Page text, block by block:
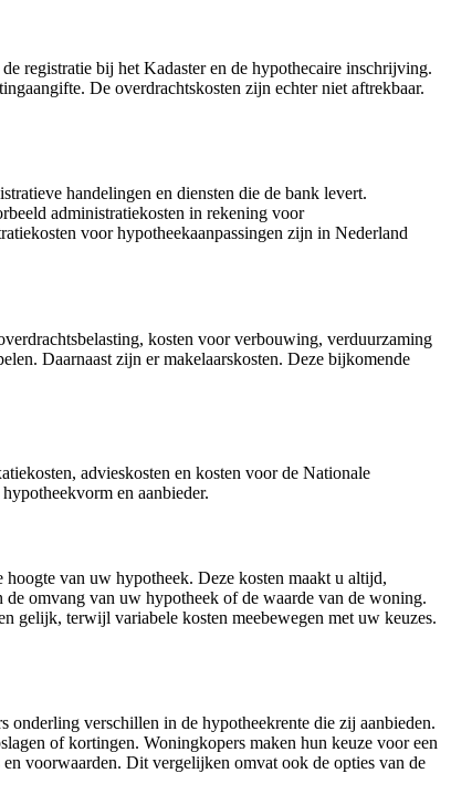
registratie bij het Kadaster en de hypothecaire inschrijving.
De overdrachtskosten zijn echter niet aftrekbaar.
handelingen en diensten die de bank levert.
administratiekosten in rekening voor
voor hypotheekaanpassingen zijn in Nederland
kosten voor verbouwing, verduurzaming
Daarnaast zijn er makelaarskosten. Deze bijkomende
advieskosten en kosten voor de Nationale
en aanbieder.
van uw hypotheek. Deze kosten maakt u altijd,
de omvang van uw hypotheek of de waarde van de woning.
gelijk, terwijl variabele kosten meebewegen met uw keuzes.
onderling verschillen in de hypotheekrente die zij aanbieden.
of kortingen. Woningkopers maken hun keuze voor een
voorwaarden. Dit vergelijken omvat ook de opties van de